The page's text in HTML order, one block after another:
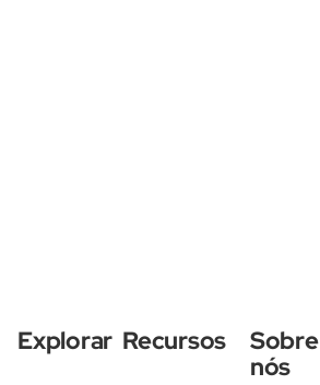
Explorar Recursos
Sobre
nós